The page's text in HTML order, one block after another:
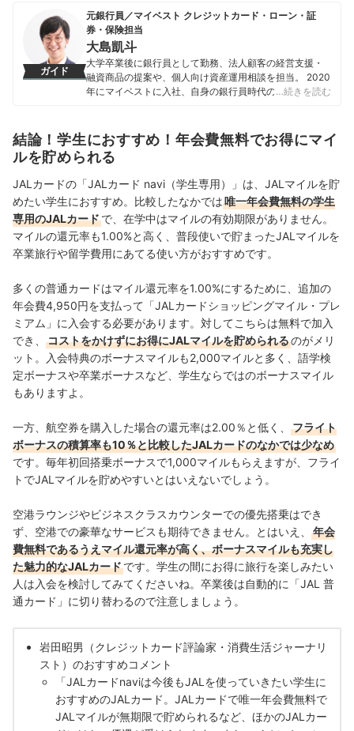
ガイド
元銀行員／マイベスト クレジットカード・ローン・証
券・保険担当
大島凱斗
大学卒業後に銀行員として勤務、法人顧客の経営支援・
融資商品の提案や、個人向け資産運用相談を担当。 2020
年にマイベストに入社、自身の銀行員時代の経験を活か
済を専門に解説コンテンツの制作を統括する。 また、
Yahoo!ファイナンスで借入や投資への疑問や基礎知識に
関する連載も担当している。
大島凱斗のプロフィール
…続きを読む
結論！学生におすすめ！年会費無料でお得にマイ
ルを貯められる
JALカードの「JALカード navi（学生専用）」は、JALマイルを貯
めたい学生におすすめ。 比較したなかでは唯一年会費無料の学生
専用のJALカードで、在学中はマイルの有効期限がありません。
マイルの還元率も1.00%と高く、 普段使いで貯まったJALマイルを
卒業旅行や留学費用にあてる使い方がおすすめです。
多くの普通カードはマイル還元率を1.00%にするために、追加の
年会費4,950円を支払って「JALカードショッピングマイル・プレ
ミアム」に入会する必要があります。対してこちらは無料で加入
でき、
コストをかけずにお得にJALマイルを貯められるのがメリ
ット。入会特典のボーナスマイルも2,000マイルと多く、語学検
定ボーナスや卒業ボーナスなど、学生ならではのボーナスマイル
もありますよ。
一方、航空券を購入した場合の還元率は2.00％と低く、
フライト
ボーナスの積算率も10％と比較したJALカードのなかでは少なめ
です。毎年初回搭乗ボーナスで1,000マイルもらえますが、フライ
トでJALマイルを貯めやすいとはいえないでしょう。
空港ラウンジやビジネスクラスカウンターでの優先搭乗はでき
ず、空港での豪華なサービスも期待できません。とはいえ、
年会
費無料であるうえマイル還元率が高く、ボーナスマイルも充実し
た魅力的なJALカードです。学生の間にお得に旅行を楽しみたい
人は入会を検討してみてくださいね。卒業後は自動的に「JAL 普
通カード」に切り替わるので注意しましょう。
岩田昭男（クレジットカード評論家・消費生活ジャーナリ
スト）のおすすめコメント
「JALカードnaviは今後もJALを使っていきたい学生に
おすすめのJALカード。JALカードで唯一年会費無料で
JALマイルが無期限で貯められるなど、ほかのJALカー